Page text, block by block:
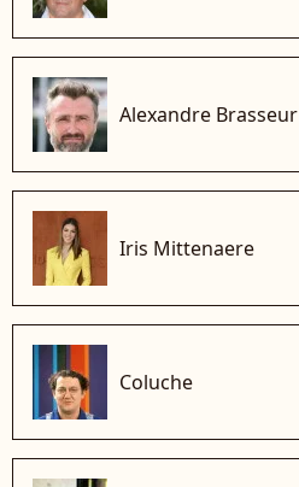
Alexandre Brasseur
Iris Mittenaere
Coluche